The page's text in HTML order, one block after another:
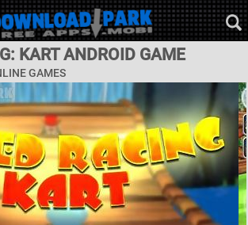
KART ANDROID GAME
GAMES